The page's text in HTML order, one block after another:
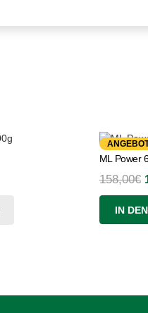
ML Power
158,00€
IN